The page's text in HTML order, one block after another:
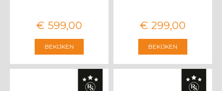
€ 599,00
BEKIJKEN
€ 299,00
BEKIJKEN